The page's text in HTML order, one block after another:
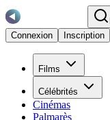
Connexion
Inscription
Films
Célébrités
Cinémas
Palmarès